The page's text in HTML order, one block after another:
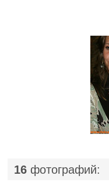
16 фотографий: